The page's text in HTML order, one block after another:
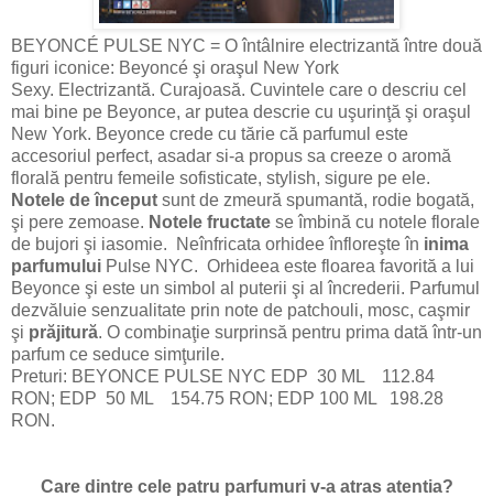
BEYONCÉ PULSE NYC = O întâlnire electrizantă între două
figuri iconice: Beyoncé şi oraşul New York
Sexy. Electrizantă. Curajoasă. Cuvintele care o descriu cel
mai bine pe Beyonce, ar putea descrie cu uşurinţă şi oraşul
New York. Beyonce crede cu tărie că parfumul este
accesoriul perfect, asadar si-a propus sa creeze o aromă
florală pentru femeile sofisticate, stylish, sigure pe ele.
Notele de început sunt de zmeură spumantă, rodie bogată,
şi pere zemoase. Notele fructate se îmbină cu notele florale
de bujori şi iasomie. Neînfricata orhidee înfloreşte în inima
parfumului Pulse NYC. Orhideea este floarea favorită a lui
Beyonce şi este un simbol al puterii şi al încrederii. Parfumul
dezvăluie senzualitate prin note de patchouli, mosc, caşmir
şi prăjitură. O combinaţie surprinsă pentru prima dată într-un
parfum ce seduce simţurile.
Preturi: BEYONCE PULSE NYC EDP 30 ML 112.84
RON; EDP 50 ML 154.75 RON; EDP 100 ML 198.28
RON.
Care dintre cele patru parfumuri v-a atras atentia?